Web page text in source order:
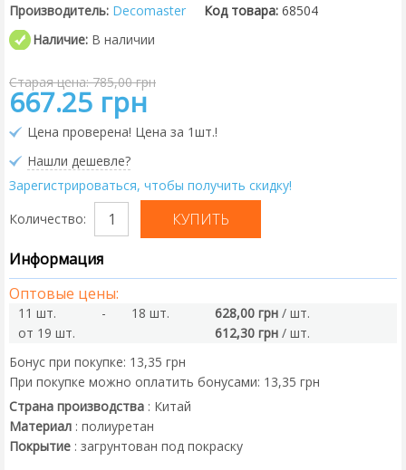
Производитель: Decomaster Код товара: 68504
Наличие: В наличии
Старая цена: 785,00 грн
667.25 грн
Цена проверена! Цена за 1шт.!
Нашли дешевле?
Зарегистрироваться, чтобы получить скидку!
Количество:
Информация
Оптовые цены:
11 шт. - 18 шт. 628,00 грн / шт.
от 19 шт.
612,30 грн / шт.
Бонус при покупке: 13,35 грн
При покупке можно оплатить бонусами: 13,35 грн
Страна производства : Китай
Материал : полиуретан
Покрытие : загрунтован под покраску